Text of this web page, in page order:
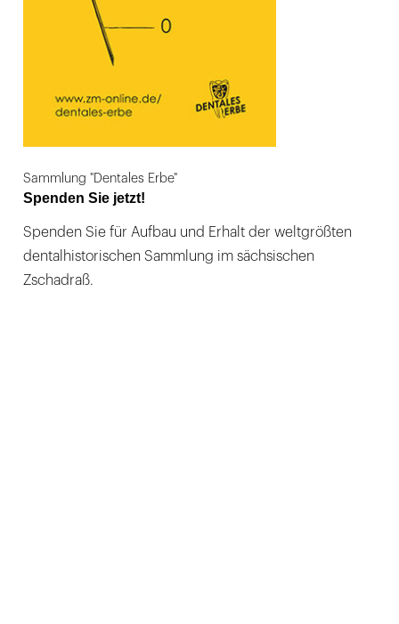
Sammlung "Dentales Erbe"
Spenden Sie jetzt!
Spenden Sie für Aufbau und Erhalt der weltgrößten
dentalhistorischen Sammlung im sächsischen
Zschadraß.